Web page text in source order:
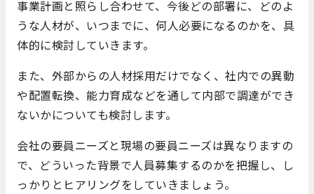
事業計画と照らし合わせて、今後どの部署に、どのよ
うな人材が、いつまでに、何人必要になるのかを、具
体的に検討していきます。
また、外部からの人材採用だけでなく、社内での異動
や配置転換、能力育成などを通して内部で調達ができ
ないかについても検討します。
会社の要員ニーズと現場の要員ニーズは異なりますの
で、どういった背景で人員募集するのかを把握し、し
っかりとヒアリングをしていきましょう。